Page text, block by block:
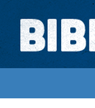
Skip
navigation
Biblioteca Digital
Espaços para ajustar